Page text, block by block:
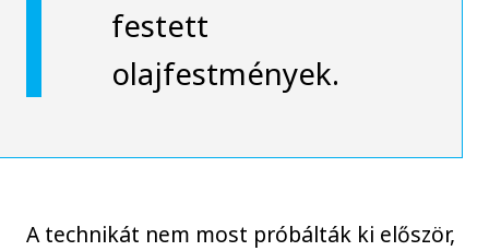
festett
olajfestmények.
A technikát nem most próbálták ki először,